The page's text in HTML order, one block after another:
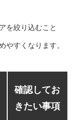
を絞り込むこと
やすくなります。
確認してお
きたい事項